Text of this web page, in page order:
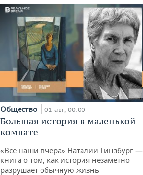
Общество 01 авг, 00:00
Большая история в маленькой
комнате
«Все наши вчера» Наталии Гинзбург —
книга о том, как история незаметно
разрушает обычную жизнь